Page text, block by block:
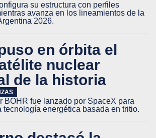
su estructura con perfiles
avanza en los lineamientos de la
2026.
en órbita el
nuclear
de la historia
BOHR fue lanzado por SpaceX para
tecnología energética basada en tritio.